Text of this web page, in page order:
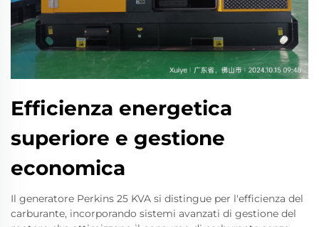
Efficienza energetica
superiore e gestione
economica
Il generatore Perkins 25 KVA si distingue per l'efficienza del
carburante, incorporando sistemi avanzati di gestione del